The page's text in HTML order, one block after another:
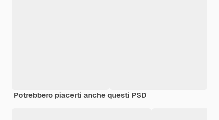
Potrebbero piacerti anche questi PSD